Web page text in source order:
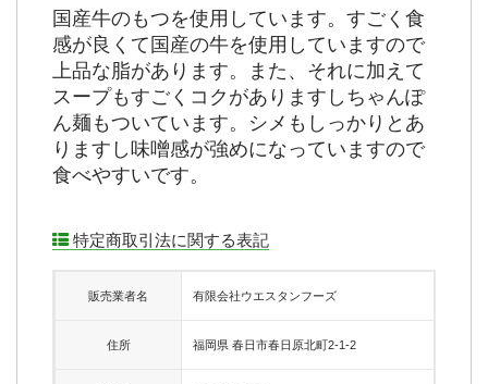
国産牛のもつを使用しています。すごく食
感が良くて国産の牛を使用していますので
上品な脂があります。また、それに加えて
スープもすごくコクがありますしちゃんぽ
ん麺もついています。シメもしっかりとあ
りますし味噌感が強めになっていますので
食べやすいです。
特定商取引法に関する表記
販売業者名 有限会社ウエスタンフーズ
住所 福岡県 春日市春日原北町2-1-2